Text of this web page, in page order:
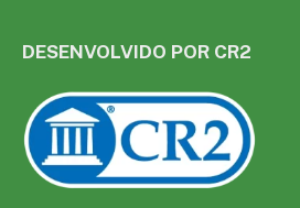
DESENVOLVIDO POR CR2